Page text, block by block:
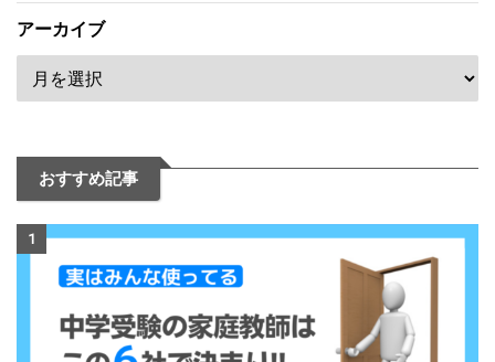
アーカイブ
おすすめ記事
1